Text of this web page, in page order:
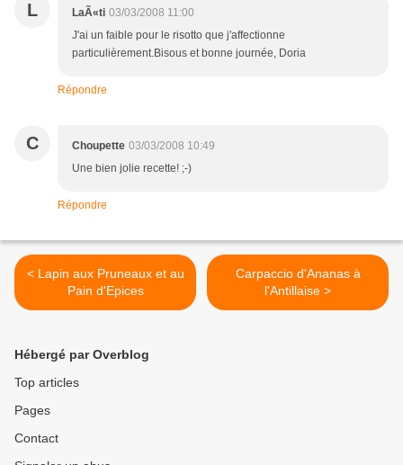
L LaÃ«ti 03/03/2008 11:00
J'ai un faible pour le risotto que j'affectionne
particulièrement.Bisous et bonne journée, Doria
Répondre
C Choupette 03/03/2008 10:49
Une bien jolie recette! ;-)
Répondre
< Lapin aux Pruneaux et au
Pain d'Epices
Carpaccio d'Ananas à
l'Antillaise >
Hébergé par Overblog
Top articles
Pages
Contact